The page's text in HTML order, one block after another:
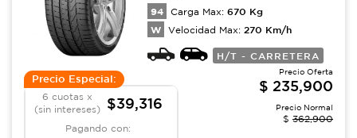
94 Carga Max: 670 Kg
W Velocidad Max: 270 Km/h
H/T - CARRETERA
Precio Especial:
6 cuotas x
(sin intereses)
$39,316
Pagando con:
Precio Oferta
$ 235,900
Precio Normal
$ 362,900